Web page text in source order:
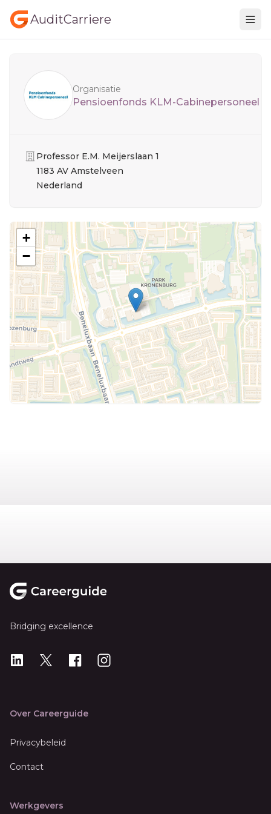
AuditCarriere
Organisatie
Pensioenfonds KLM-Cabinepersoneel
Organisatie
Professor E.M. Meijerslaan 1
1183 AV Amstelveen
Nederland
+
−
Bridging excellence
LinkedIn
X Instagram
Over Careerguide
Privacybeleid
Contact
Werkgevers